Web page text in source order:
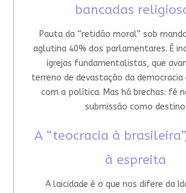
bancadas
Pauta da “retidão moral” sob
aglutina 40% dos parlamentares. É
igrejas fundamentalistas, que
terreno de devastação da democracia
com a política. Mas há brechas: fé
submissão como destino
A “teocracia à
à espreita
A laicidade é o que nos difere da